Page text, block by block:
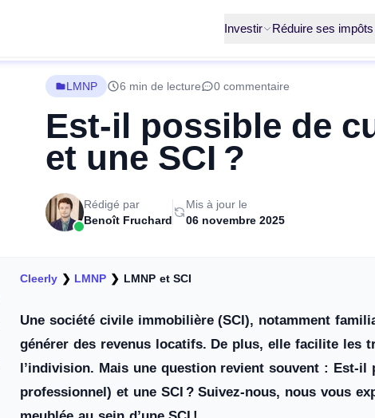
Investir Réduire ses impôts
LMNP 6 min de lecture 0 commentaire
Est-il possible de
et une SCI ?
Rédigé par
Benoît Fruchard
Mis à jour le
06 novembre 2025
Cleerly ❯ LMNP ❯ LMNP et SCI
Une société civile immobilière (SCI), notamment
générer des revenus locatifs. De plus, elle facilite les
l’indivision. Mais une question revient souvent : Est-
professionnel) et une SCI ? Suivez-nous, nous vous